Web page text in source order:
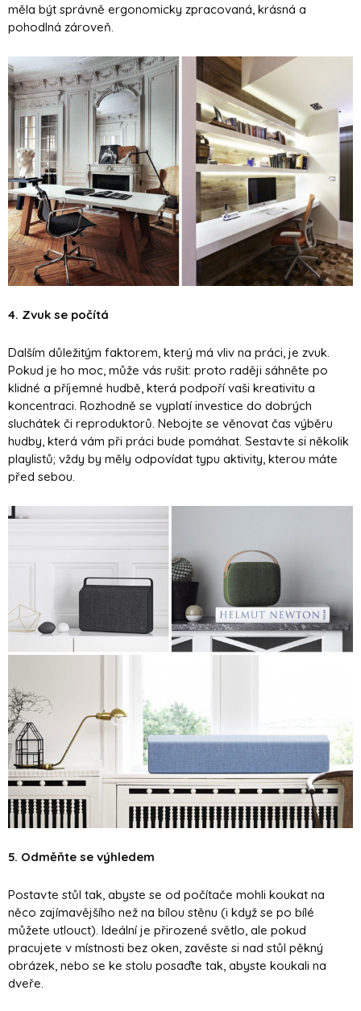
měla být správně ergonomicky zpracovaná, krásná a
pohodlná zároveň.
4. Zvuk se počítá
Dalším důležitým faktorem, který má vliv na práci, je zvuk.
Pokud je ho moc, může vás rušit: proto raději sáhněte po
klidné a příjemné hudbě, která podpoří vaši kreativitu a
koncentraci. Rozhodně se vyplatí investice do dobrých
sluchátek či reproduktorů. Nebojte se věnovat čas výběru
hudby, která vám při práci bude pomáhat. Sestavte si několik
playlistů; vždy by měly odpovídat typu aktivity, kterou máte
před sebou.
5. Odměňte se výhledem
Postavte stůl tak, abyste se od počítače mohli koukat na
něco zajímavějšího než na bílou stěnu (i když se po bílé
můžete utlouct). Ideální je přirozené světlo, ale pokud
pracujete v místnosti bez oken, zavěste si nad stůl pěkný
obrázek, nebo se ke stolu posaďte tak, abyste koukali na
dveře.